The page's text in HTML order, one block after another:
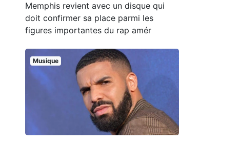
Memphis revient avec un disque qui
doit confirmer sa place parmi les
figures importantes du rap amér
Musique